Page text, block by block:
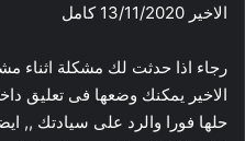
الاخير 13/11/2020 كامل
رجاء اذا حدثت لك مشكلة اثناء
الاخير يمكنك وضعها فى تعليق
حلها فورا والرد على سيادتك ,,